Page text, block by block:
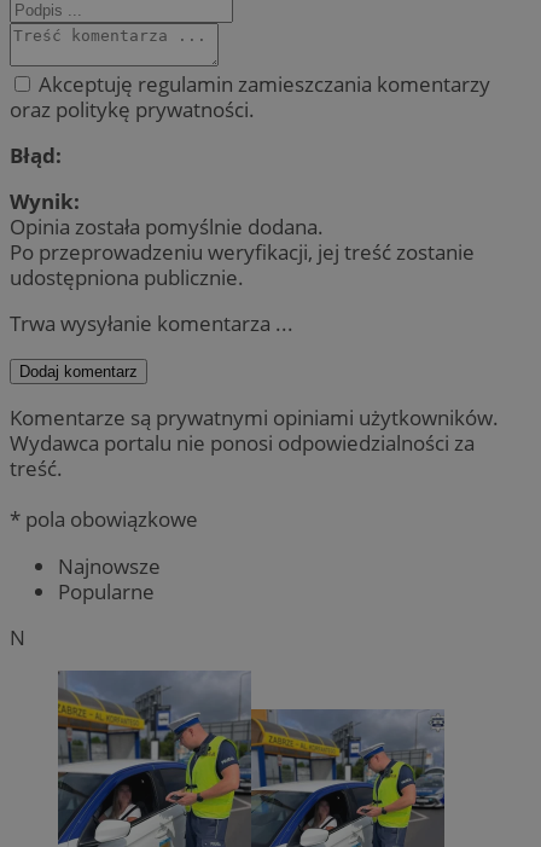
Akceptuję regulamin zamieszczania komentarzy
oraz politykę prywatności.
Błąd:
Wynik:
Opinia została pomyślnie dodana.
Po przeprowadzeniu weryfikacji, jej treść zostanie
udostępniona publicznie.
Trwa wysyłanie komentarza ...
Dodaj komentarz
Komentarze są prywatnymi opiniami użytkowników.
Wydawca portalu nie ponosi odpowiedzialności za
treść.
* pola obowiązkowe
Najnowsze
Popularne
N